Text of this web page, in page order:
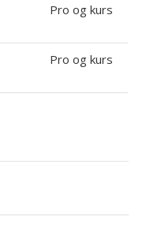
Pro og kurs
Pro og kurs